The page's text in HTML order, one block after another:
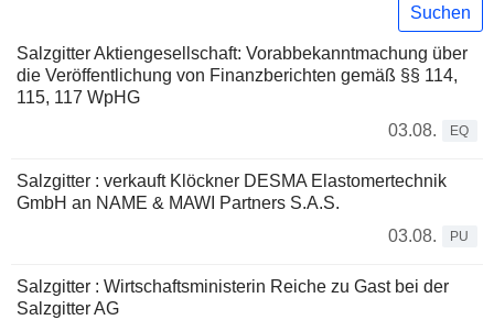
Suchen
Salzgitter Aktiengesellschaft: Vorabbekanntmachung über
die Veröffentlichung von Finanzberichten gemäß §§ 114,
115, 117 WpHG
03.08.
EQ
Salzgitter : verkauft Klöckner DESMA Elastomertechnik
GmbH an NAME & MAWI Partners S.A.S.
03.08.
PU
Salzgitter : Wirtschaftsministerin Reiche zu Gast bei der
Salzgitter AG